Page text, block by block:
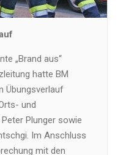
„Brand aus“
hatte BM
Übungsverlauf
und
Plunger sowie
Im Anschluss
mit den